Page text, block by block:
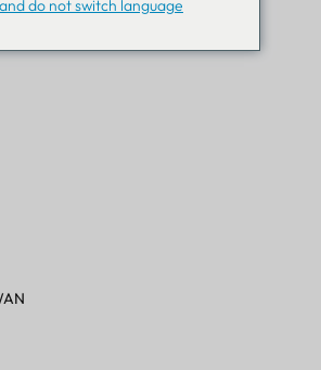
do not switch language